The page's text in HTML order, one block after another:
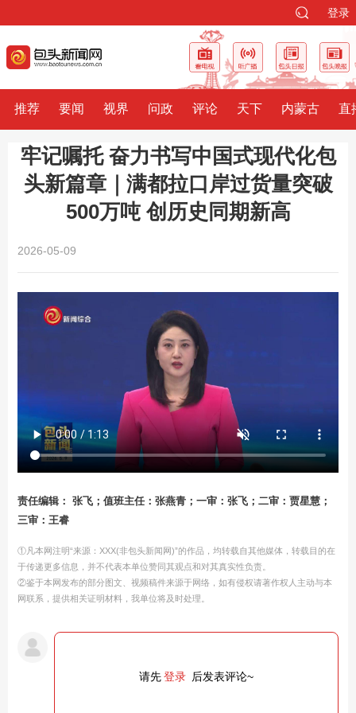
登录
推荐 要闻 视界 问政 评论 天下 内蒙古 直
牢记嘱托 奋力书写中国式现代化包
头新篇章｜满都拉口岸过货量突破
500万吨 创历史同期新高
2026-05-09
责任编辑： 张飞；值班主任：张燕青；一审：张飞；二审：贾星慧；
三审：王睿
①凡本网注明“来源：XXX(非包头新闻网)”的作品，均转载自其他媒体，转载目的在
于传递更多信息，并不代表本单位赞同其观点和对其真实性负责。
②鉴于本网发布的部分图文、视频稿件来源于网络，如有侵权请著作权人主动与本
网联系，提供相关证明材料，我单位将及时处理。
请先登录 后发表评论~